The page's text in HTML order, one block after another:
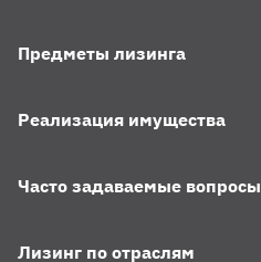
Предметы лизинга
Реализация имущества
Часто задаваемые вопросы
Лизинг по отраслям